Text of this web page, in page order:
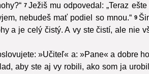
7 Ježiš mu odpovedal: „Teraz
nebudeš mať podiel so mnou.“ 9
a je celý čistý. A vy ste čistí, ale nie
»Učiteľ« a: »Pane« a dobre
aby ste aj vy robili, ako som ja